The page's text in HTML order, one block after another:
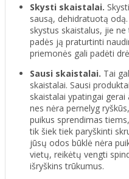
Skysti skaistalai.
sausą, dehidratuotą
skystus skaistalus, jie
padės ją praturtinti
priemonės gali padėti
Sausi skaistalai. Tai
skaistalai. Sausi
skaistalai ypatingai
nes nėra pernelyg
puikus sprendimas
tik šiek tiek paryškinti
jūsų odos būklė nėra
vietų, reikėtų vengti
išryškins trūkumus.